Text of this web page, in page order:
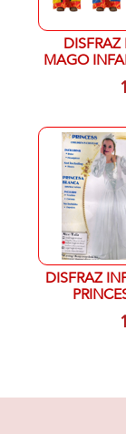
DISFRAZ
MAGO
6/12
(COLORES
DISFRAZ
BLANCA
AÑOS